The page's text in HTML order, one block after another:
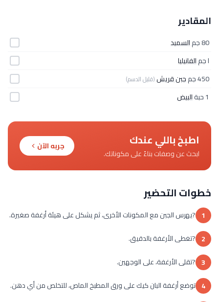
المقادير
80 جم
السميد
ا جمالفانيليا
450 جم
جبن قريش(قليل الدسم)
1 حبة البيض
اطبخ باللي عندك
ابحث عن وصفات بناءً على مكوناتك.
جربه الآن
خطوات التحضير
1 ?يهرس الجبن مع المكونات الأخرى، ثم يشكل على هيئة أرغفة صغيرة.
2 ?تغطى الأرغفة بالدقيق.
3 ?تقلى الأرغفة، على الوجهين.
4 توضع أرغفة البان كيك على ورق المطبخ الماص، للتخلص من أي دهن.